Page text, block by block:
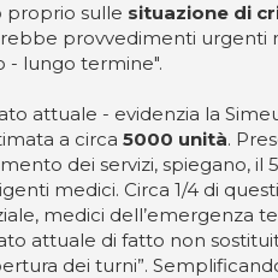
sulle situazione di
provvedimenti urgenti
- lungo termine".
attuale - evidenzia la
a circa 5000 unità.
dei servizi, spiegano,
medici. Circa 1/4 di
medici dell’emergenza
attuale di fatto non
dei turni”.